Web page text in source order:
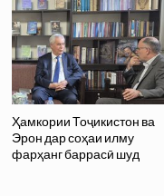
Ҳамкории Тоҷикистон ва
Эрон дар соҳаи илму
фарҳанг баррасӣ шуд